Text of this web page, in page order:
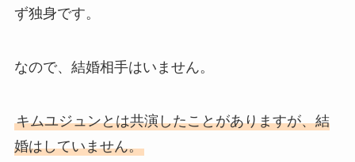
ず独身です。
なので、結婚相手はいません。
キムユジュンとは共演したことがありますが、結
婚はしていません。